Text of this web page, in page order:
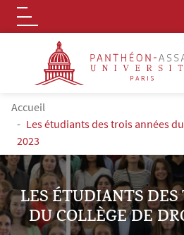
Aller au contenu principal
Logo
FIL D'ARIANE
Accueil
Les étudiants des trois années
2023
LES ÉTUDIANTS
DU COLLÈGE DE